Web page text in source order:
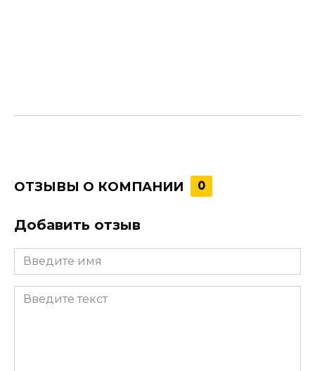
ОТЗЫВЫ О КОМПАНИИ 0
Добавить отзыв